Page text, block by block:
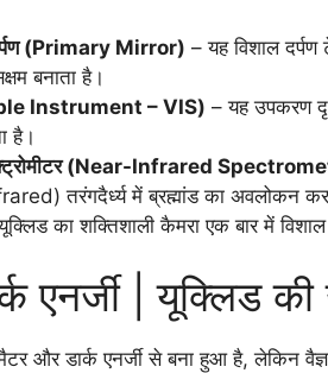
(Primary Mirror) – यह विशाल
बनाता है।
Instrument – VIS) – यह उपकरण
है।
(Near-Infrared
तरंगदैर्ध्य में ब्रह्मांड का अवलोकन
का शक्तिशाली कैमरा एक बार में विशाल
एनर्जी | यूक्लिड
और डार्क एनर्जी से बना हुआ है, लेकिन